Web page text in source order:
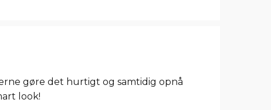
gøre det hurtigt og samtidig opnå
look!